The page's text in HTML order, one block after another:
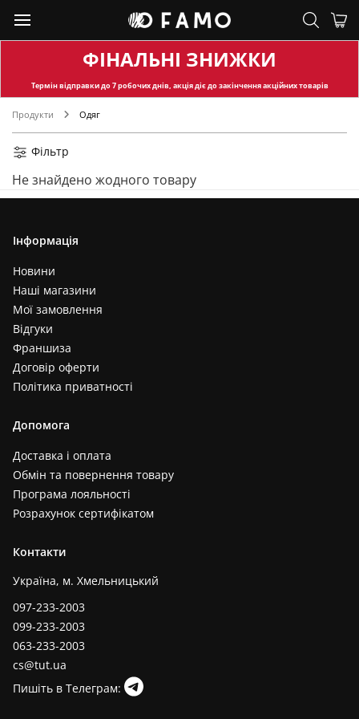
ФІНАЛЬНІ ЗНИЖКИ
Термін відправкидо 7 робочих днів, акція діє до закінчення акційних товарів
Продукти Одяг
Фільтр
Не знайдено жодного товару
Інформація
Новини
Наші магазини
Мої замовлення
Відгуки
Франшиза
Договір оферти
Політика приватності
Допомога
Доставка і оплата
Обмін та повернення товару
Програма лояльності
Розрахунок сертифікатом
Контакти
Україна, м. Хмельницький
097-233-2003
099-233-2003
063-233-2003
cs@tut.ua
Пишіть в Телеграм: